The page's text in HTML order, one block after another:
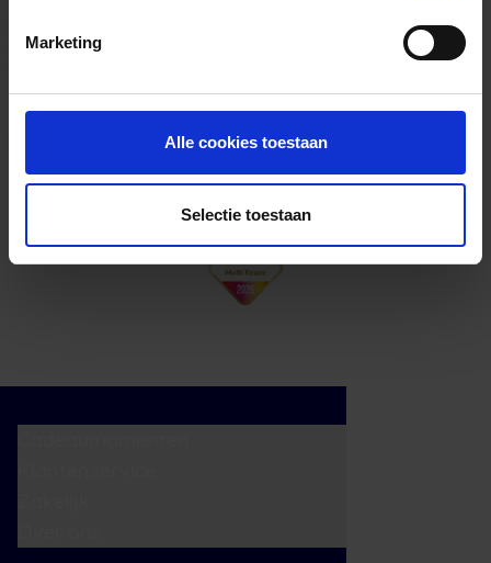
Marketing
Alle cookies toestaan
Selectie toestaan